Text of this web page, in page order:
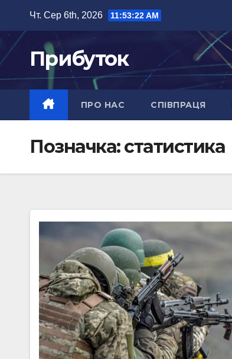
вмісту
Чт. Сер 6th, 2026 11:53:23 AM
Прибуток
ПРО НАС СПІВПРАЦЯ
Позначка:статистика